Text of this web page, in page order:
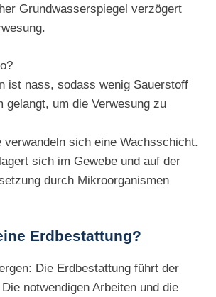
Grundwasserspiegel verzögert
ist nass, sodass wenig Sauerstoff
gelangt, um die Verwesung zu
verwandeln sich eine Wachsschicht.
sich im Gewebe und auf der
durch Mikroorganismen
Erdbestattung?
Die Erdbestattung führt der
notwendigen Arbeiten und die